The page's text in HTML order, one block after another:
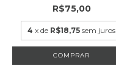
R$75,00
4 x de R$18,75 sem juros